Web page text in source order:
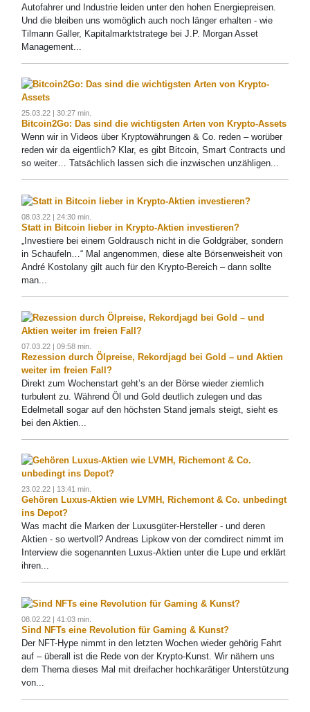
Autofahrer und Industrie leiden unter den hohen Energiepreisen.
Und die bleiben uns womöglich auch noch länger erhalten - wie
Tilmann Galler, Kapitalmarktstratege bei J.P. Morgan Asset
Management...
25.03.22 | 30:27 min.
Bitcoin2Go: Das sind die wichtigsten Arten von Krypto-Assets
Wenn wir in Videos über Kryptowährungen & Co. reden – worüber
reden wir da eigentlich? Klar, es gibt Bitcoin, Smart Contracts und
so weiter… Tatsächlich lassen sich die inzwischen unzähligen...
08.03.22 | 24:30 min.
Statt in Bitcoin lieber in Krypto-Aktien investieren?
„Investiere bei einem Goldrausch nicht in die Goldgräber, sondern
in Schaufeln…“ Mal angenommen, diese alte Börsenweisheit von
André Kostolany gilt auch für den Krypto-Bereich – dann sollte
man...
07.03.22 | 09:58 min.
Rezession durch Ölpreise, Rekordjagd bei Gold – und Aktien
weiter im freien Fall?
Direkt zum Wochenstart geht’s an der Börse wieder ziemlich
turbulent zu. Während Öl und Gold deutlich zulegen und das
Edelmetall sogar auf den höchsten Stand jemals steigt, sieht es
bei den Aktien...
23.02.22 | 13:41 min.
Gehören Luxus-Aktien wie LVMH, Richemont & Co. unbedingt
ins Depot?
Was macht die Marken der Luxusgüter-Hersteller - und deren
Aktien - so wertvoll? Andreas Lipkow von der comdirect nimmt im
Interview die sogenannten Luxus-Aktien unter die Lupe und erklärt
ihren...
08.02.22 | 41:03 min.
Sind NFTs eine Revolution für Gaming & Kunst?
Der NFT-Hype nimmt in den letzten Wochen wieder gehörig Fahrt
auf – überall ist die Rede von der Krypto-Kunst. Wir nähern uns
dem Thema dieses Mal mit dreifacher hochkarätiger Unterstützung
von...